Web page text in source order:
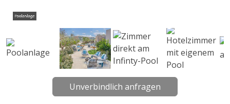
Poolanlage
Unverbindlich anfragen